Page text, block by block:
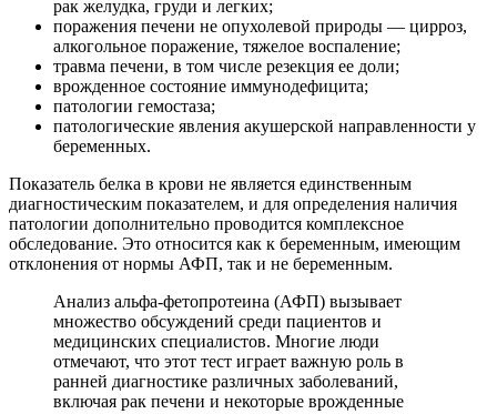
рак желудка, груди и легких;
поражения печени не опухолевой природы — цирроз,
алкогольное поражение, тяжелое воспаление;
травма печени, в том числе резекция ее доли;
врожденное состояние иммунодефицита;
патологии гемостаза;
патологические явления акушерской направленности у
беременных.
Показатель белка в крови не является единственным
диагностическим показателем, и для определения наличия
патологии дополнительно проводится комплексное
обследование. Это относится как к беременным, имеющим
отклонения от нормы АФП, так и не беременным.
Анализ альфа-фетопротеина (АФП) вызывает
множество обсуждений среди пациентов и
медицинских специалистов. Многие люди
отмечают, что этот тест играет важную роль в
ранней диагностике различных заболеваний,
включая рак печени и некоторые врожденные